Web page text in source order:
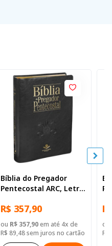
Bíblia do Pregador
Pentecostal ARC, Letra
com índice, Capa Couro
Sintético Preta Preto
R$ 357,90
ou R$ 357,90em até 4x de
R$ 89,48 sem juros no cartão
ou
R$